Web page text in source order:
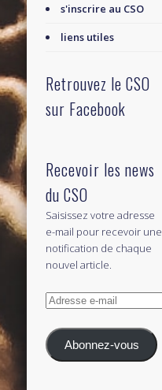
s'inscrire au CSO
liens utiles
Retrouvez le CSO
sur Facebook
Recevoir les news
du CSO
Saisissez votre adresse
e-mail pour recevoir une
notification de chaque
nouvel article.
Adresse
mail
Abonnez-vous